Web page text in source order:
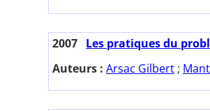
2007 Les pratiques du
Auteurs : Arsac Gilbert ;